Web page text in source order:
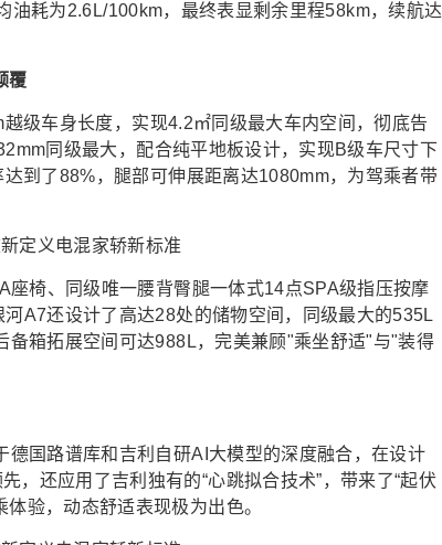
耗为2.6L/100km，最终表显剩余里程58km，续航达
覆
级车身长度，实现4.2㎡同级最大车内空间，彻底告
同级最大，配合纯平地板设计，实现B级车尺寸下
到了88%，腿部可伸展距离达1080mm，为驾乘者带
椅、同级唯一腰背臀腿一体式14点SPA级指压按摩
A7还设计了高达28处的储物空间，同级最大的535L
箱拓展空间可达988L，完美兼顾"乘坐舒适"与"装得
国路谱库和吉利自研AI大模型的深度融合，在设计
，还应用了吉利独有的“心跳拟合技术”，带来了“起伏
验，动态舒适表现极为出色。